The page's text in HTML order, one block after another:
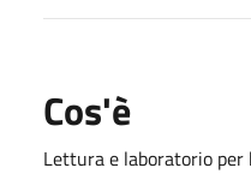
Cos'è
Lettura e laboratorio